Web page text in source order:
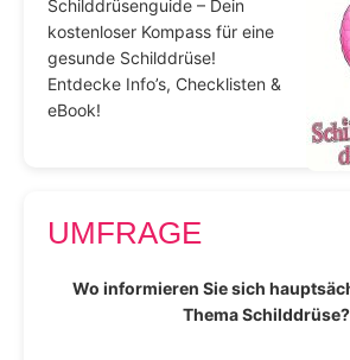
Schilddrüsenguide – Dein
kostenloser Kompass für eine
gesunde Schilddrüse!
Entdecke Info’s, Checklisten &
eBook!
UMFRAGE
Wo informieren Sie sich
Thema Schilddrüse?